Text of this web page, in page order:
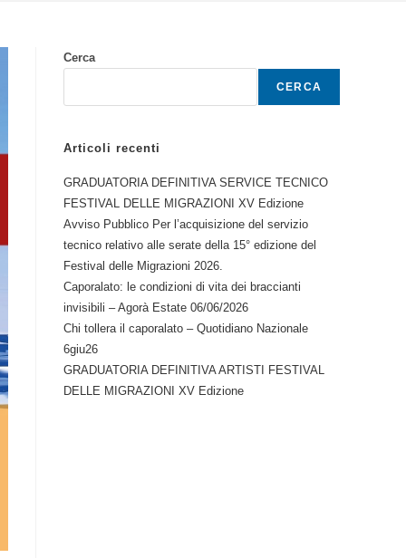
Cerca
CERCA
Articoli recenti
GRADUATORIA DEFINITIVA SERVICE TECNICO
FESTIVAL DELLE MIGRAZIONI XV Edizione
Avviso Pubblico Per l’acquisizione del servizio
tecnico relativo alle serate della 15° edizione del
Festival delle Migrazioni 2026.
Caporalato: le condizioni di vita dei braccianti
invisibili – Agorà Estate 06/06/2026
Chi tollera il caporalato – Quotidiano Nazionale
6giu26
GRADUATORIA DEFINITIVA ARTISTI FESTIVAL
DELLE MIGRAZIONI XV Edizione